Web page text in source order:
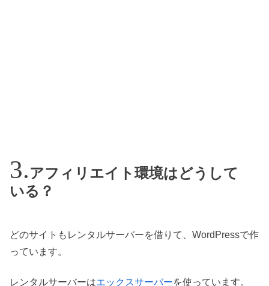
アフィリエイト環境はどうして
いる？
どのサイトもレンタルサーバーを借りて、WordPressで作
っています。
レンタルサーバーはエックスサーバーを使っています。